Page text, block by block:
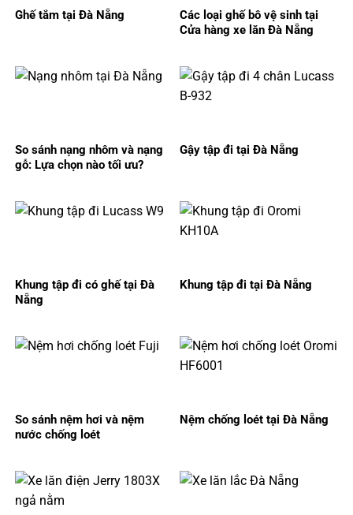
Ghế tắm tại Đà Nẵng
Các loại ghế bô vệ sinh tại
Cửa hàng xe lăn Đà Nẵng
So sánh nạng nhôm và nạng
gỗ: Lựa chọn nào tối ưu?
Gậy tập đi tại Đà Nẵng
Khung tập đi có ghế tại Đà
Nẵng
Khung tập đi tại Đà Nẵng
So sánh nệm hơi và nệm
nước chống loét
Nệm chống loét tại Đà Nẵng